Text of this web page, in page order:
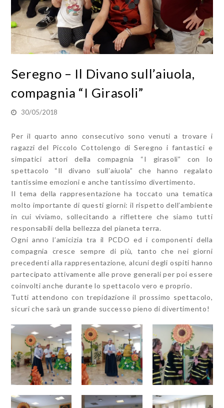
Seregno – Il Divano sull’aiuola,
compagnia “I Girasoli”
30/05/2018
Per il quarto anno consecutivo sono venuti a trovare i
ragazzi del Piccolo Cottolengo di Seregno i fantastici e
simpatici attori della compagnia “I girasoli” con lo
spettacolo “Il divano sull’aiuola” che hanno regalato
tantissime emozioni e anche tantissimo divertimento.
Il tema della rappresentazione ha toccato una tematica
molto importante di questi giorni: il rispetto dell’ambiente
in cui viviamo, sollecitando a riflettere che siamo tutti
responsabili della bellezza del pianeta terra.
Ogni anno l’amicizia tra il PCDO ed i componenti della
compagnia cresce sempre di più, tanto che nei giorni
precedenti alla rappresentazione, alcuni degli ospiti hanno
partecipato attivamente alle prove generali per poi essere
coinvolti anche durante lo spettacolo vero e proprio.
Tutti attendono con trepidazione il prossimo spettacolo,
sicuri che sarà un grande successo pieno di divertimento!